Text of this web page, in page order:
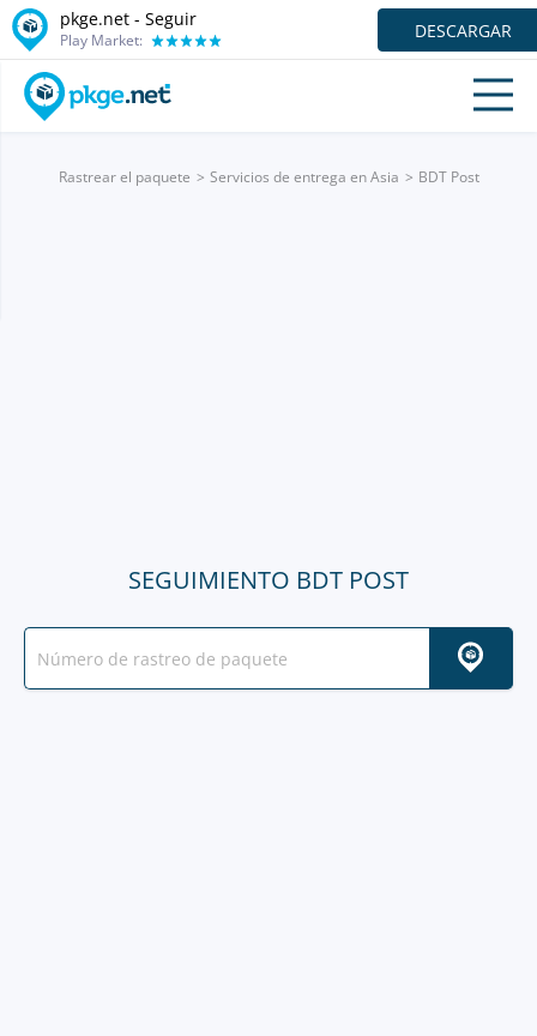
pkge.net - Seguir
Play Market: DESCARGAR
Rastrear el paquete Servicios de entrega en Asia BDT Post
SEGUIMIENTO BDT POST